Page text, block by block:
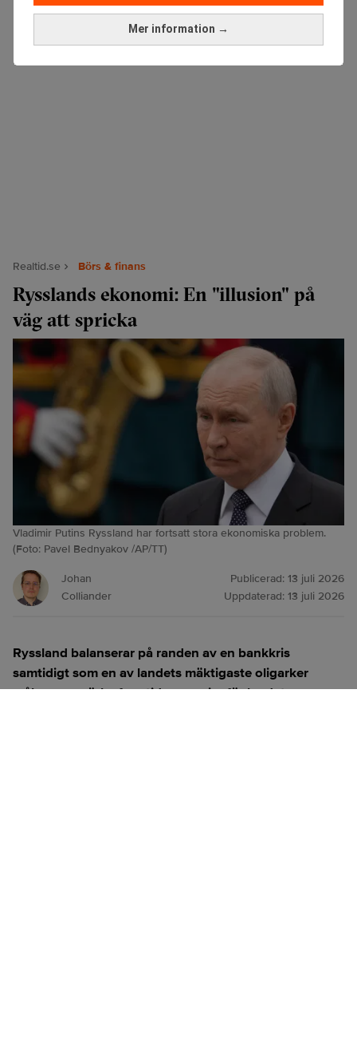
Mer information →
Realtid.se Börs & finans
Rysslands ekonomi: En "illusion" på
väg att spricka
Vladimir Putins Ryssland har fortsatt stora ekonomiska problem.
(Foto: Pavel Bednyakov /AP/TT)
Johan
Colliander
Publicerad: 13 juli 2026
Uppdaterad: 13 juli 2026
Ryssland balanserar på randen av en bankkris
samtidigt som en av landets mäktigaste oligarker
målar upp mörka framtidsscenarier för landet,